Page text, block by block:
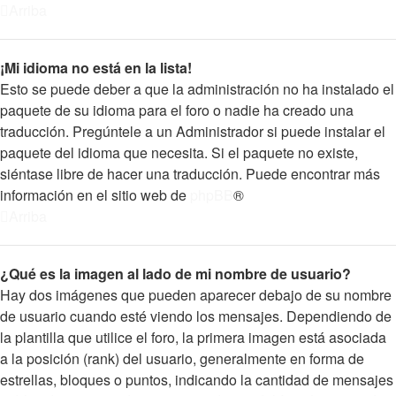
¡Mi idioma no está en la lista!
Esto se puede deber a que la administración no ha instalado el
paquete de su idioma para el foro o nadie ha creado una
traducción. Pregúntele a un Administrador si puede instalar el
paquete del idioma que necesita. Si el paquete no existe,
siéntase libre de hacer una traducción. Puede encontrar más
información en el sitio web de
®
¿Qué es la imagen al lado de mi nombre de usuario?
Hay dos imágenes que pueden aparecer debajo de su nombre
de usuario cuando esté viendo los mensajes. Dependiendo de
la plantilla que utilice el foro, la primera imagen está asociada
a la posición (rank) del usuario, generalmente en forma de
estrellas, bloques o puntos, indicando la cantidad de mensajes